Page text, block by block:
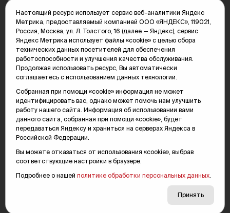
Редакция: 625035, Тюмень, пр. Геологоразведчиков, 28А
(3452) 68-89-05
edit@vsluh.ru
Главный редактор: Панкина Т.Ю.
kika@vsluh.ru
По вопросам рекламы:
(3452) 68-89-78
kotovaev@sibinformburo.ru
mim@vsluh.ru
16+
Настоящий ресурс использует сервис веб-аналитики Яндекс
Метрика, предоставляемый компанией ООО «ЯНДЕКС», 119021,
Россия, Москва, ул. Л. Толстого, 16 (далее — Яндекс), сервис
Яндекс Метрика использует файлы «cookie» с целью сбора
технических данных посетителей для обеспечения
работоспособности и улучшения качества обслуживания.
Продолжая использовать ресурс, Вы автоматически
соглашаетесь с использованием данных технологий.
Собранная при помощи «cookie» информация не может
идентифицировать вас, однако может помочь нам улучшить
работу нашего сайта. Информация об использовании вами
данного сайта, собранная при помощи «cookie», будет
передаваться Яндексу и храниться на серверах Яндекса в
Российской Федерации.
Вы можете отказаться от использования «cookie», выбрав
соответствующие настройки в браузере.
Подробнее о нашей политике обработки персональных данных
Принять